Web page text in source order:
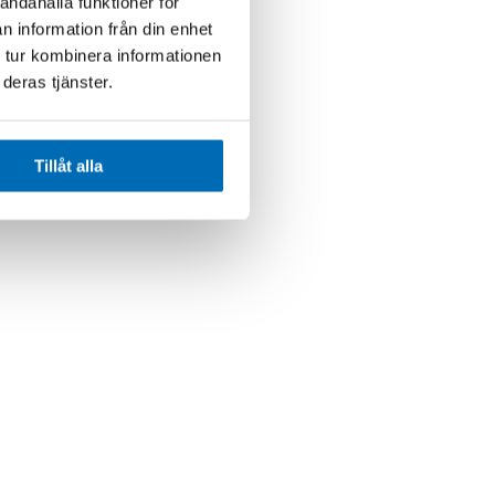
information från din enhet
kombinera informationen
tjänster.
Tillåt alla